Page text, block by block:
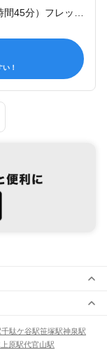
！
千駄ケ谷駅笹塚駅神泉駅
原駅代官山駅